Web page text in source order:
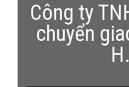
Công ty
chuyển